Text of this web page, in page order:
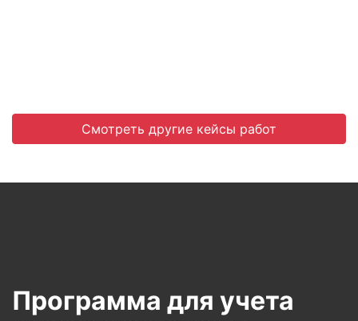
Смотреть другие кейсы работ
Программа для учета